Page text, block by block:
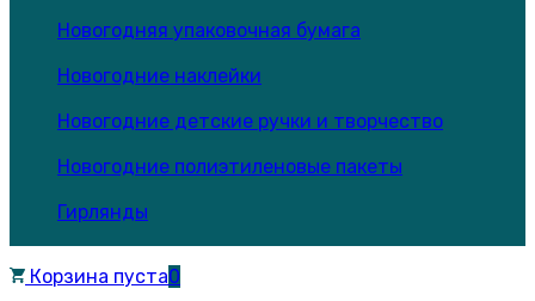
Новогодняя упаковочная бумага
Новогодние наклейки
Новогодние детские ручки и творчество
Новогодние полиэтиленовые пакеты
Гирлянды
Корзина пуста0